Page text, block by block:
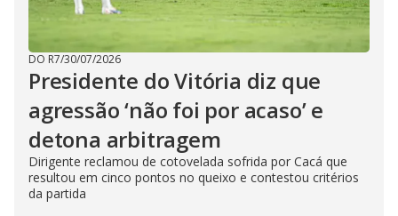
DO R7/30/07/2026
Presidente do Vitória diz que
agressão ‘não foi por acaso’ e
detona arbitragem
Dirigente reclamou de cotovelada sofrida por Cacá que
resultou em cinco pontos no queixo e contestou critérios
da partida